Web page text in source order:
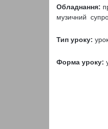
Обладнання:
музичний
Тип уроку:
Форма уроку: